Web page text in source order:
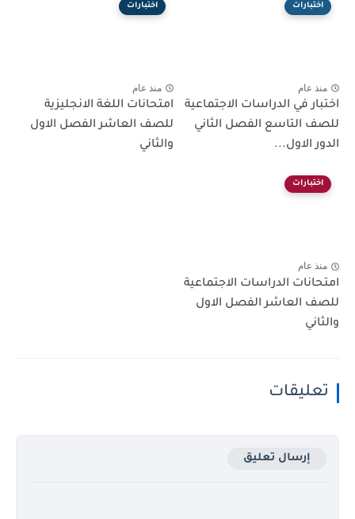
اختبارات
منذ عام
اختبار في الدراسات الاجتماعية
للصف التاسع الفصل الثاني
الدور الاول...
اختبارات
منذ عام
امتحانات اللغة الانجليزية
للصف العاشر الفصل الاول
والثاني
اختبارات
منذ عام
امتحانات الدراسات الاجتماعية
للصف العاشر الفصل الاول
والثاني
تعليقات
إرسال تعليق